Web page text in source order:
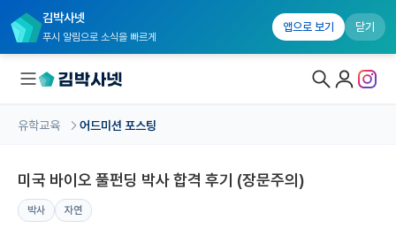
김박사넷
푸시 알림으로 소식을 빠르게
앱으로 보기 닫기
국내대학원 정보
연구실&오픈랩
유학교육 어드미션 포스팅
미국 바이오 풀펀딩 박사 합격 후기 (장문주의)
박사 자연